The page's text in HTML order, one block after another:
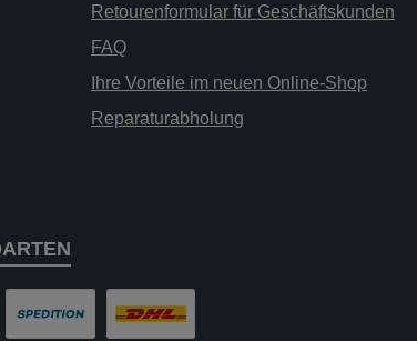
Retourenformular für Geschäftskunden
FAQ
Ihre Vorteile im neuen Online-Shop
Reparaturabholung